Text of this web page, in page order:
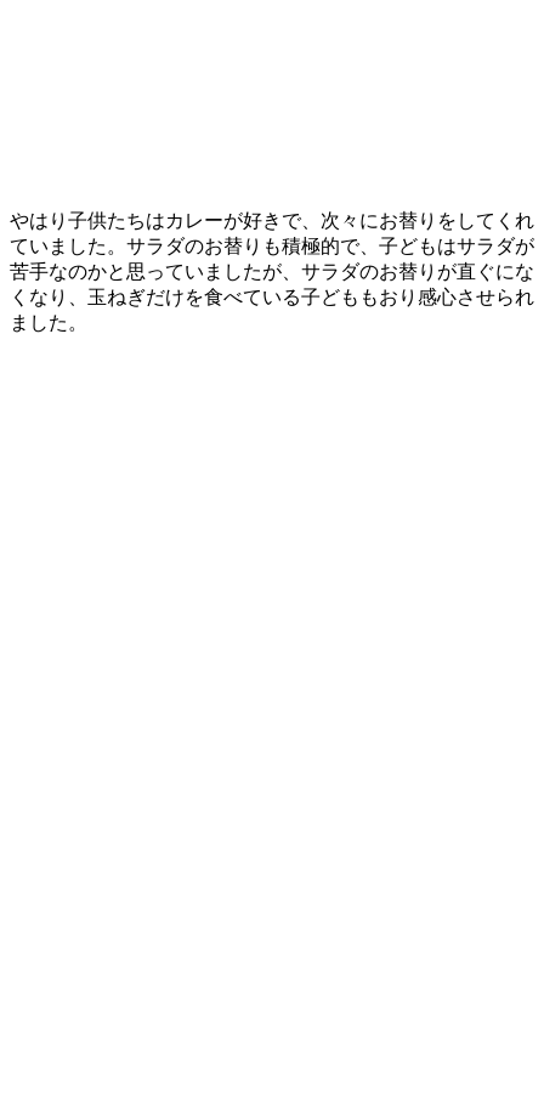
やはり子供たちはカレーが好きで、次々にお替りをしてくれ
ていました。サラダのお替りも積極的で、子どもはサラダが
苦手なのかと思っていましたが、サラダのお替りが直ぐにな
くなり、玉ねぎだけを食べている子どももおり感心させられ
ました。